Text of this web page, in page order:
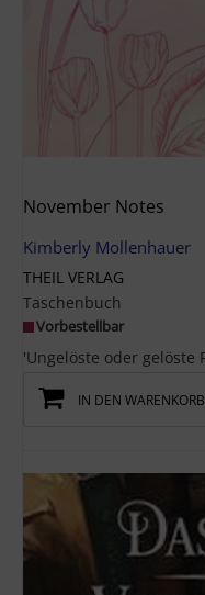
November Notes
Kimberly Mollenhauer
THEIL VERLAG
Taschenbuch
Vorbestellbar
IN DEN WARENKORB